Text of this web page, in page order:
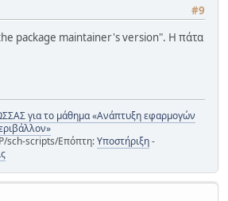
#9
package maintainer's version". Η πάτα
για το μάθημα «Ανάπτυξη εφαρμογών
sch-scripts/Επόπτη:Υποστήριξη-